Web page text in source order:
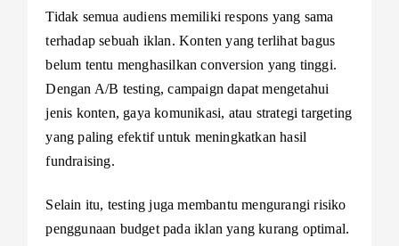
Tidak semua audiens memiliki respons yang sama
terhadap sebuah iklan. Konten yang terlihat bagus
belum tentu menghasilkan conversion yang tinggi.
Dengan A/B testing, campaign dapat mengetahui
jenis konten, gaya komunikasi, atau strategi targeting
yang paling efektif untuk meningkatkan hasil
fundraising.
Selain itu, testing juga membantu mengurangi risiko
penggunaan budget pada iklan yang kurang optimal.